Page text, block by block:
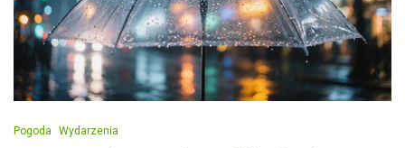
Pogoda Wydarzenia